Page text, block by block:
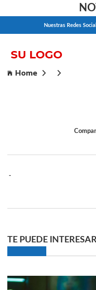
Nuestras Redes
Home
-
TE PUEDE